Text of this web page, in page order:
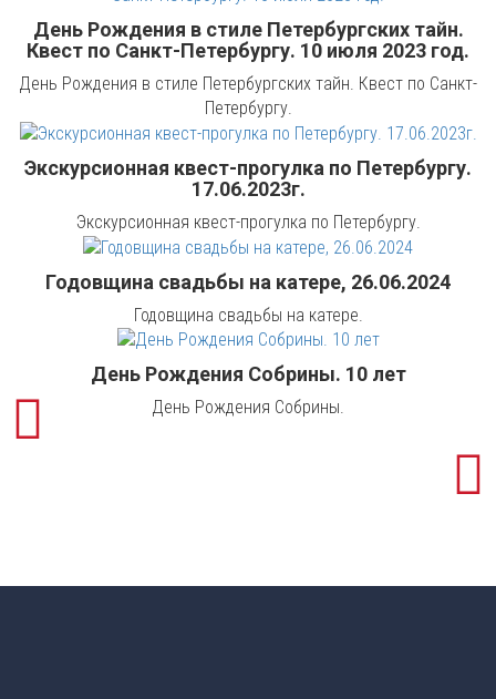
День Рождения в стиле Петербургских тайн.
Квест по Санкт-Петербургу. 10 июля 2023 год.
День Рождения в стиле Петербургских тайн. Квест по Санкт-
Петербургу.
Экскурсионная квест-прогулка по Петербургу.
17.06.2023г.
Экскурсионная квест-прогулка по Петербургу.
Годовщина свадьбы на катере, 26.06.2024
Годовщина свадьбы на катере.
День Рождения Собрины. 10 лет
День Рождения Собрины.